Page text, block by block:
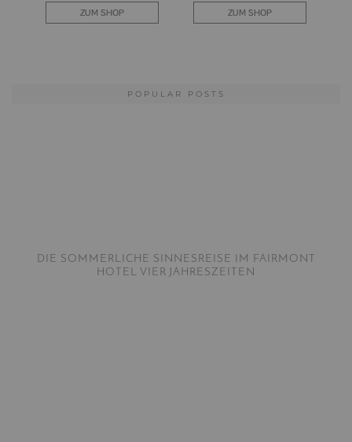
POPULAR POSTS
DIE SOMMERLICHE SINNESREISE IM FAIRMONT
HOTEL VIER JAHRESZEITEN